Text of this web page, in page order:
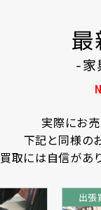
最
-家
実際にお
下記と同様の
取には自信があ
出張